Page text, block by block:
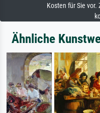
Kosten für Sie vor.
Ähnliche